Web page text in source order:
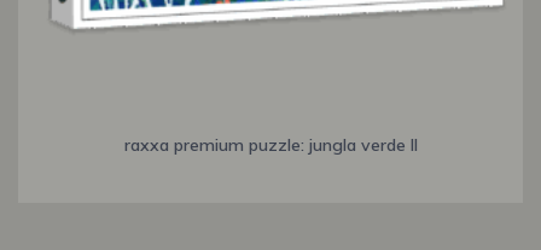
raxxa premium puzzle: jungla verde II